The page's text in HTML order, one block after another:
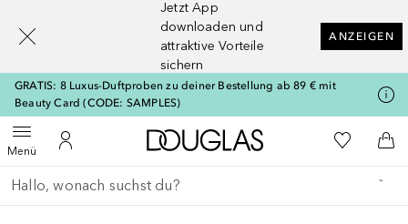
Jetzt App
downloaden und
attraktive Vorteile
sichern
ANZEIGEN
GRATIS: 8 Luxus-Duftproben zu deiner Bestellung ab 89 € mit
Beauty Card (CODE: SAMPLES)
MenüMenü öffnenZu Meinem Kundenkonto
Zur Douglas Startseite
Zu Meiner
Gehe zurück
Suche ausführen
[navigation.slideout.screenreader]